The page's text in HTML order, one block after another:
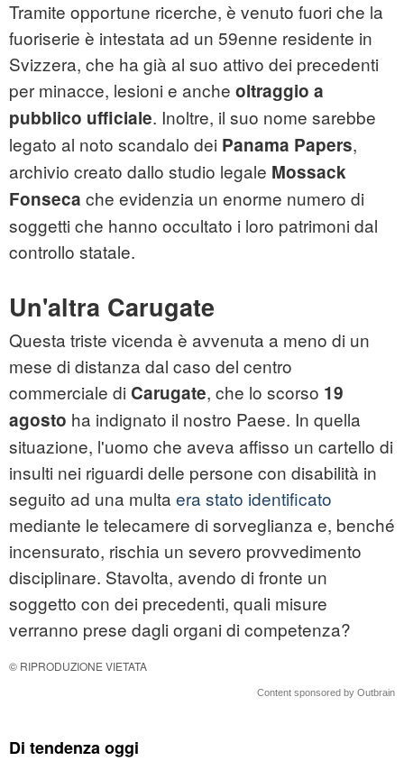
Tramite opportune ricerche, è venuto fuori che la
fuoriserie è intestata ad un 59enne residente in
Svizzera, che ha già al suo attivo dei precedenti
per minacce, lesioni e anche oltraggio a
pubblico ufficiale. Inoltre, il suo nome sarebbe
legato al noto scandalo dei Panama Papers,
archivio creato dallo studio legale Mossack
Fonseca che evidenzia un enorme numero di
soggetti che hanno occultato i loro patrimoni dal
controllo statale.
Un'altra Carugate
Questa triste vicenda è avvenuta a meno di un
mese di distanza dal caso del centro
commerciale di Carugate, che lo scorso 19
agosto ha indignato il nostro Paese. In quella
situazione, l'uomo che aveva affisso un cartello di
insulti nei riguardi delle persone con disabilità in
seguito ad una multa era stato identificato
mediante le telecamere di sorveglianza e, benché
incensurato, rischia un severo provvedimento
disciplinare. Stavolta, avendo di fronte un
soggetto con dei precedenti, quali misure
verranno prese dagli organi di competenza?
© RIPRODUZIONE VIETATA
Content sponsored by Outbrain
Di tendenza oggi